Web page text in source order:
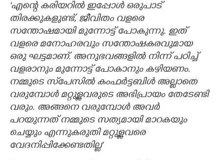
'എന്റെ കരിയറില്‍ ഇപ്പോള്‍ ഒരുപാട്
തിരക്കുകളുണ്ട്, ജീവിതം വളരെ
സന്തോഷമായി മുന്നോട്ട് പോകുന്നു. ഇത്
വളരെ മനോഹരവും സന്തോഷകരവുമായ
ഒരു ഘട്ടമാണ്. അനുഭവങ്ങളില്‍ നിന്ന് പഠിച്ച്
വളരാനും മുന്നോട്ട് പോകാനും കഴിയണം.
നമ്മുടെ സ്‌പേസില്‍ കംഫര്‍ട്ടബിള്‍ അല്ലാതെ
വരുമ്പോള്‍ മറ്റുള്ളവരുടെ അഭിപ്രായം തേടേണ്ടി
വരും. അങ്ങനെ വരുമ്പോള്‍ അവര്‍
പറയുന്നത് നമ്മുടെ സത്യമായി മാറകയും
ചെയ്യും എന്നുകരുതി മറ്റുള്ളവരെ
വേദനിപ്പിക്കേണ്ടതില്ല'